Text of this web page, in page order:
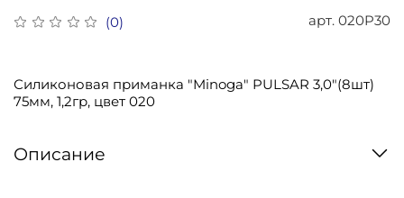
(0) арт. 020P30
Силиконовая приманка "Minoga" PULSAR 3,0"(8шт)
75мм, 1,2гр, цвет 020
Описание